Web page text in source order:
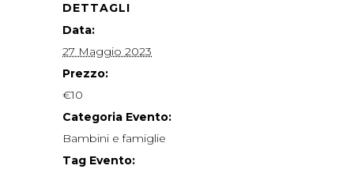
DETTAGLI
Data:
27 Maggio 2023
Prezzo:
€10
Categoria Evento:
Bambini e famiglie
Tag Evento: